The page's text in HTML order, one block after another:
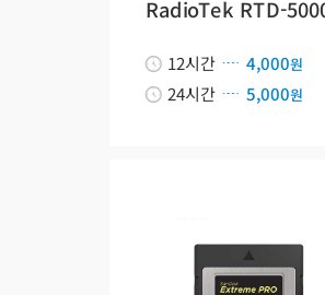
RadioTek RTD-
12시간 4,000원
24시간 5,000원